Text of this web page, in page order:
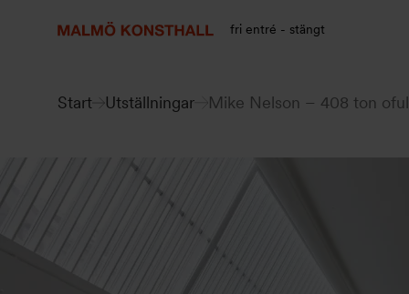
Tillgänglighetsredogörelse
fri entré - stängt
Start Utställningar Mike Nelson – 408 ton